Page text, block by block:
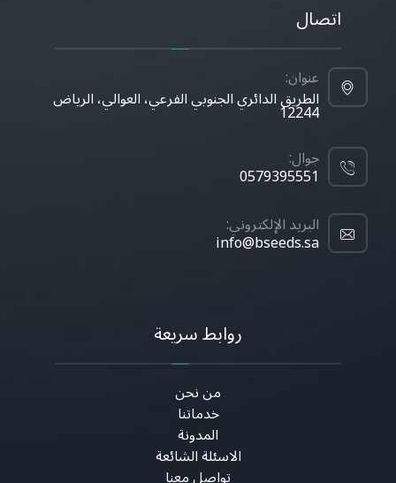
اتصال
عنوان:
الطريق الدائري الجنوبي الفرعي، العوالي، الرياض
12244
جوال:
0579395551
البريد الإلكتروني:
info@bseeds.sa
روابط سريعة
من نحن
خدماتنا
المدونة
الاسئلة الشائعة